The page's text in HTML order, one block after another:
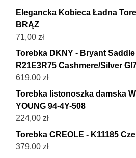
Elegancka Kobieca Ładna
BRĄZ
71,00 zł
Torebka DKNY - Bryant
R21E3R75 Cashmere/Silver
619,00 zł
Torebka listonoszka damska
YOUNG 94-4Y-508
224,00 zł
Torebka CREOLE - K11185
379,00 zł